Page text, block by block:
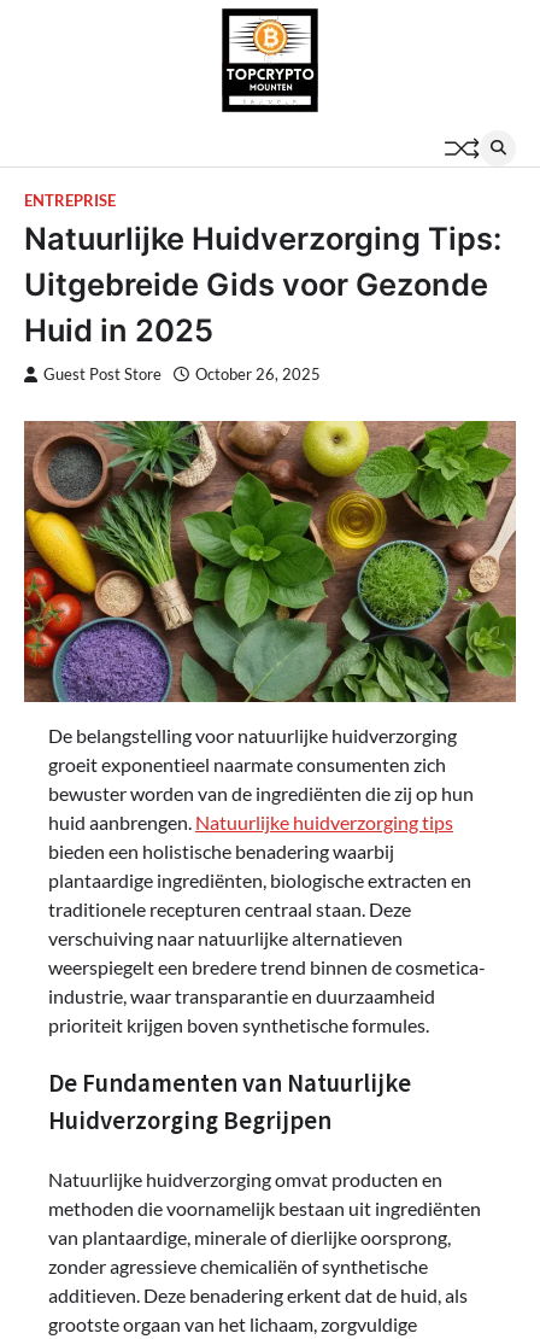
ENTREPRISE
Natuurlijke Huidverzorging Tips:
Uitgebreide Gids voor Gezonde
Huid in 2025
Guest Post Store October 26, 2025
De belangstelling voor natuurlijke huidverzorging
groeit exponentieel naarmate consumenten zich
bewuster worden van de ingrediënten die zij op hun
huid aanbrengen. Natuurlijke huidverzorging tips
bieden een holistische benadering waarbij
plantaardige ingrediënten, biologische extracten en
traditionele recepturen centraal staan. Deze
verschuiving naar natuurlijke alternatieven
weerspiegelt een bredere trend binnen de cosmetica-
industrie, waar transparantie en duurzaamheid
prioriteit krijgen boven synthetische formules.
De Fundamenten van Natuurlijke
Huidverzorging Begrijpen
Natuurlijke huidverzorging omvat producten en
methoden die voornamelijk bestaan uit ingrediënten
van plantaardige, minerale of dierlijke oorsprong,
zonder agressieve chemicaliën of synthetische
additieven. Deze benadering erkent dat de huid, als
grootste orgaan van het lichaam, zorgvuldige